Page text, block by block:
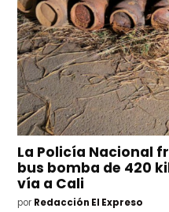
La Policía Nacional
bus bomba de 420
vía a Cali
por Redacción El Expreso